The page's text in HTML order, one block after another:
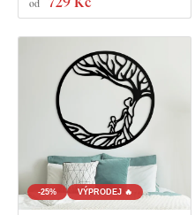
od
-25% VÝPRODEJ 🔥